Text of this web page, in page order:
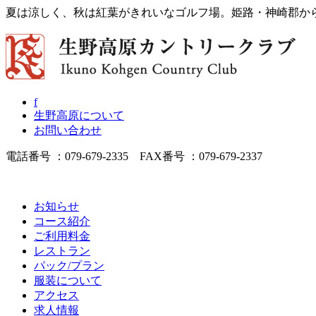
夏は涼しく、秋は紅葉がきれいなゴルフ場。姫路・神崎郡か
f
生野高原について
お問い合わせ
電話番号 ：079-679-2335 FAX番号 ：079-679-2337
お知らせ
コース紹介
ご利用料金
レストラン
パック/プラン
服装について
アクセス
求人情報